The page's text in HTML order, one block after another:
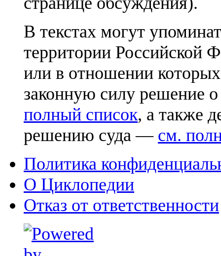
В текстах могут
территории Российской
или в отношении
законную силу решение
полный список, а также
решению суда — см.
Политика
О Циклопедии
Отказ от ответственности